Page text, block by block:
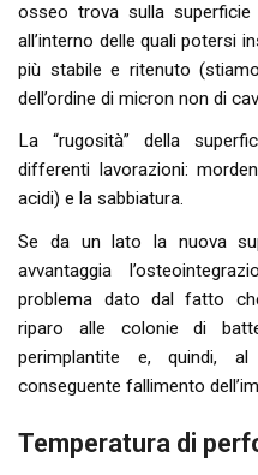
osseo trova sulla superficie
all’interno delle quali potersi
più stabile e ritenuto
dell’ordine di micron non di
La “rugosità” della
differenti lavorazioni:
acidi) e la sabbiatura.
Se da un lato la nuova
avvantaggia
problema dato dal fatto
riparo alle colonie di
perimplantite e, quindi, al
conseguente fallimento
Temperatura di